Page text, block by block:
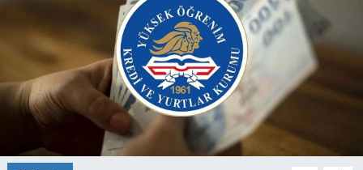
Sağlık
Spor
Turizm